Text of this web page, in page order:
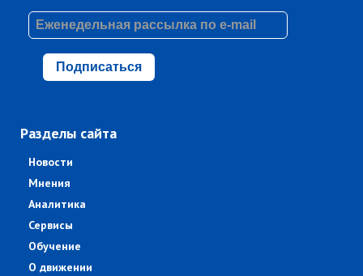
Подписаться
Разделы сайта
Новости
Мнения
Аналитика
Сервисы
Обучение
О движении